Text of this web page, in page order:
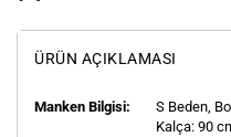
ÜRÜN AÇIKLAMASI
Manken Bilgisi: S Beden,
Kalça: 90